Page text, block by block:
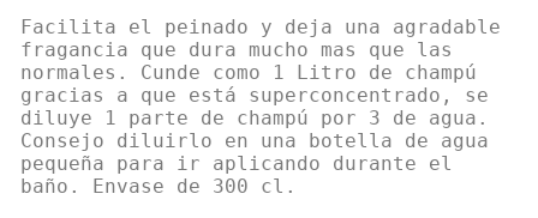
Facilita el peinado y deja una agradable
fragancia que dura mucho mas que las
normales. Cunde como 1 Litro de champú
gracias a que está superconcentrado, se
diluye 1 parte de champú por 3 de agua.
Consejo diluirlo en una botella de agua
pequeña para ir aplicando durante el
baño. Envase de 300 cl.